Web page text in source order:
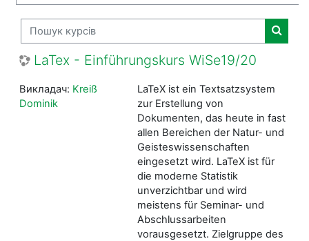
Пошук курсів
Пошук
LaTex - Einführungskurs WiSe19/20
LaTeX ist ein Textsatzsystem
zur Erstellung von
Dokumenten, das heute in fast
allen Bereichen der Natur- und
Geisteswissenschaften
eingesetzt wird. LaTeX ist für
die moderne Statistik
unverzichtbar und wird
meistens für Seminar- und
Abschlussarbeiten
vorausgesetzt. Zielgruppe des
Викладач: Kreiß
Dominik